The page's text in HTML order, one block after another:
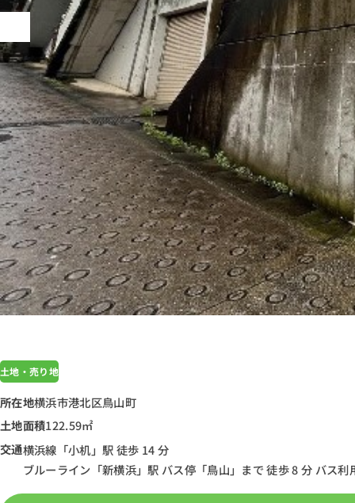
土地・売り地
所在地横浜市港北区鳥山町
土地面積122.59㎡
交通横浜線「小机」駅 徒歩 14 分
ブルーライン「新横浜」駅 バス停「鳥山」まで 徒歩 8 分 バス利